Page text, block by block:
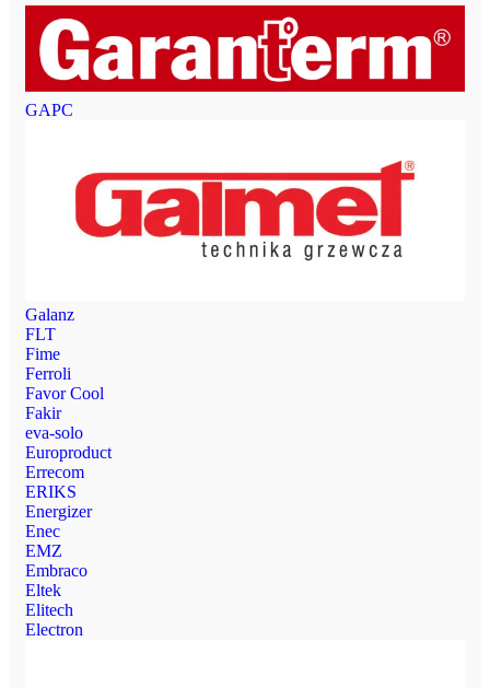
GAPC
Galanz
FLT
Fime
Ferroli
Favor Cool
Fakir
eva-solo
Europroduct
Errecom
ERIKS
Energizer
Enec
EMZ
Embraco
Eltek
Elitech
Electron